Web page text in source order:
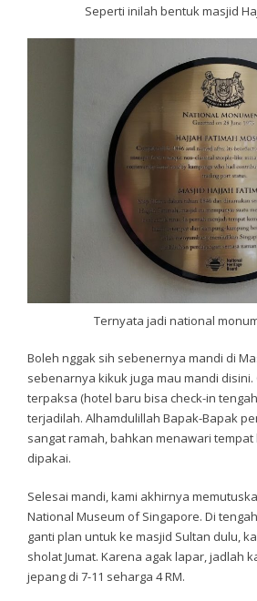
Seperti inilah bentuk masjid
Ternyata jadi national
Boleh nggak sih sebenernya mandi di
sebenarnya kikuk juga mau mandi disini.
terpaksa (hotel baru bisa check-in
terjadilah. Alhamdulillah Bapak-Bapak
sangat ramah, bahkan menawari
dipakai.
Selesai mandi, kami akhirnya
National Museum of Singapore. Di
ganti plan untuk ke masjid Sultan dulu,
sholat Jumat. Karena agak lapar, jadlah
jepang di 7-11 seharga 4 RM.